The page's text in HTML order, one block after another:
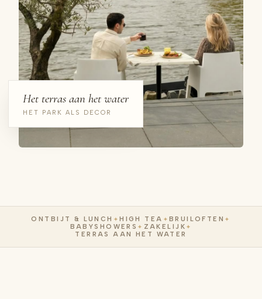
Het terras aan het water
HET PARK ALS DECOR
ONTBIJT & LUNCH ✦ HIGH TEA ✦ BRUILOFTEN ✦
BABYSHOWERS ✦ ZAKELIJK ✦
TERRAS AAN HET WATER